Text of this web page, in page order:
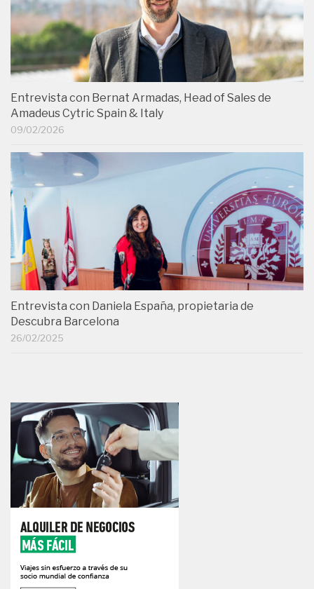
Entrevista con Bernat Armadas, Head of Sales de
Amadeus Cytric Spain & Italy
09/02/2026
Entrevista con Daniela España, propietaria de
Descubra Barcelona
26/02/2025